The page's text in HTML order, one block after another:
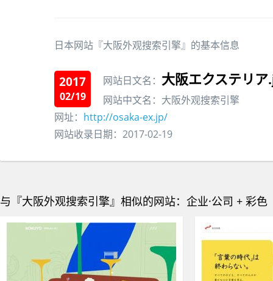
日本网站『大阪外观搜索引擎』的基本信息
2017
02/19
网站日文名： 大阪エクステリア
网站中文名：大阪外观搜索引擎
网址： http://osaka-ex.jp/
网站收录日期：2017-02-19
与『大阪外观搜索引擎』相似的网站：企业·公司 + 彩色